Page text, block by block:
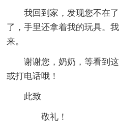
我回到家，发现您不在
了，手里还拿着我的玩具。
来。
谢谢您，奶奶，等看到
或打电话哦！
此致
敬礼！